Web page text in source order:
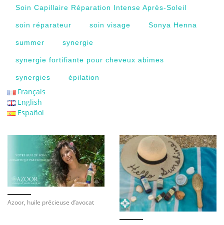
Soin Capillaire Réparation Intense Après-Soleil
soin réparateur soin visage Sonya Henna
summer synergie
synergie fortifiante pour cheveux abimes
synergies épilation
Français
English
Español
Azoor, huile précieuse d’avocat